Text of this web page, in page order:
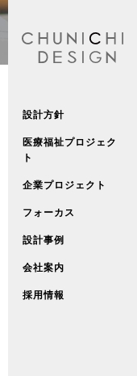
設計方針
医療福祉プロジェク
ト
企業プロジェクト
フォーカス
設計事例
会社案内
採用情報